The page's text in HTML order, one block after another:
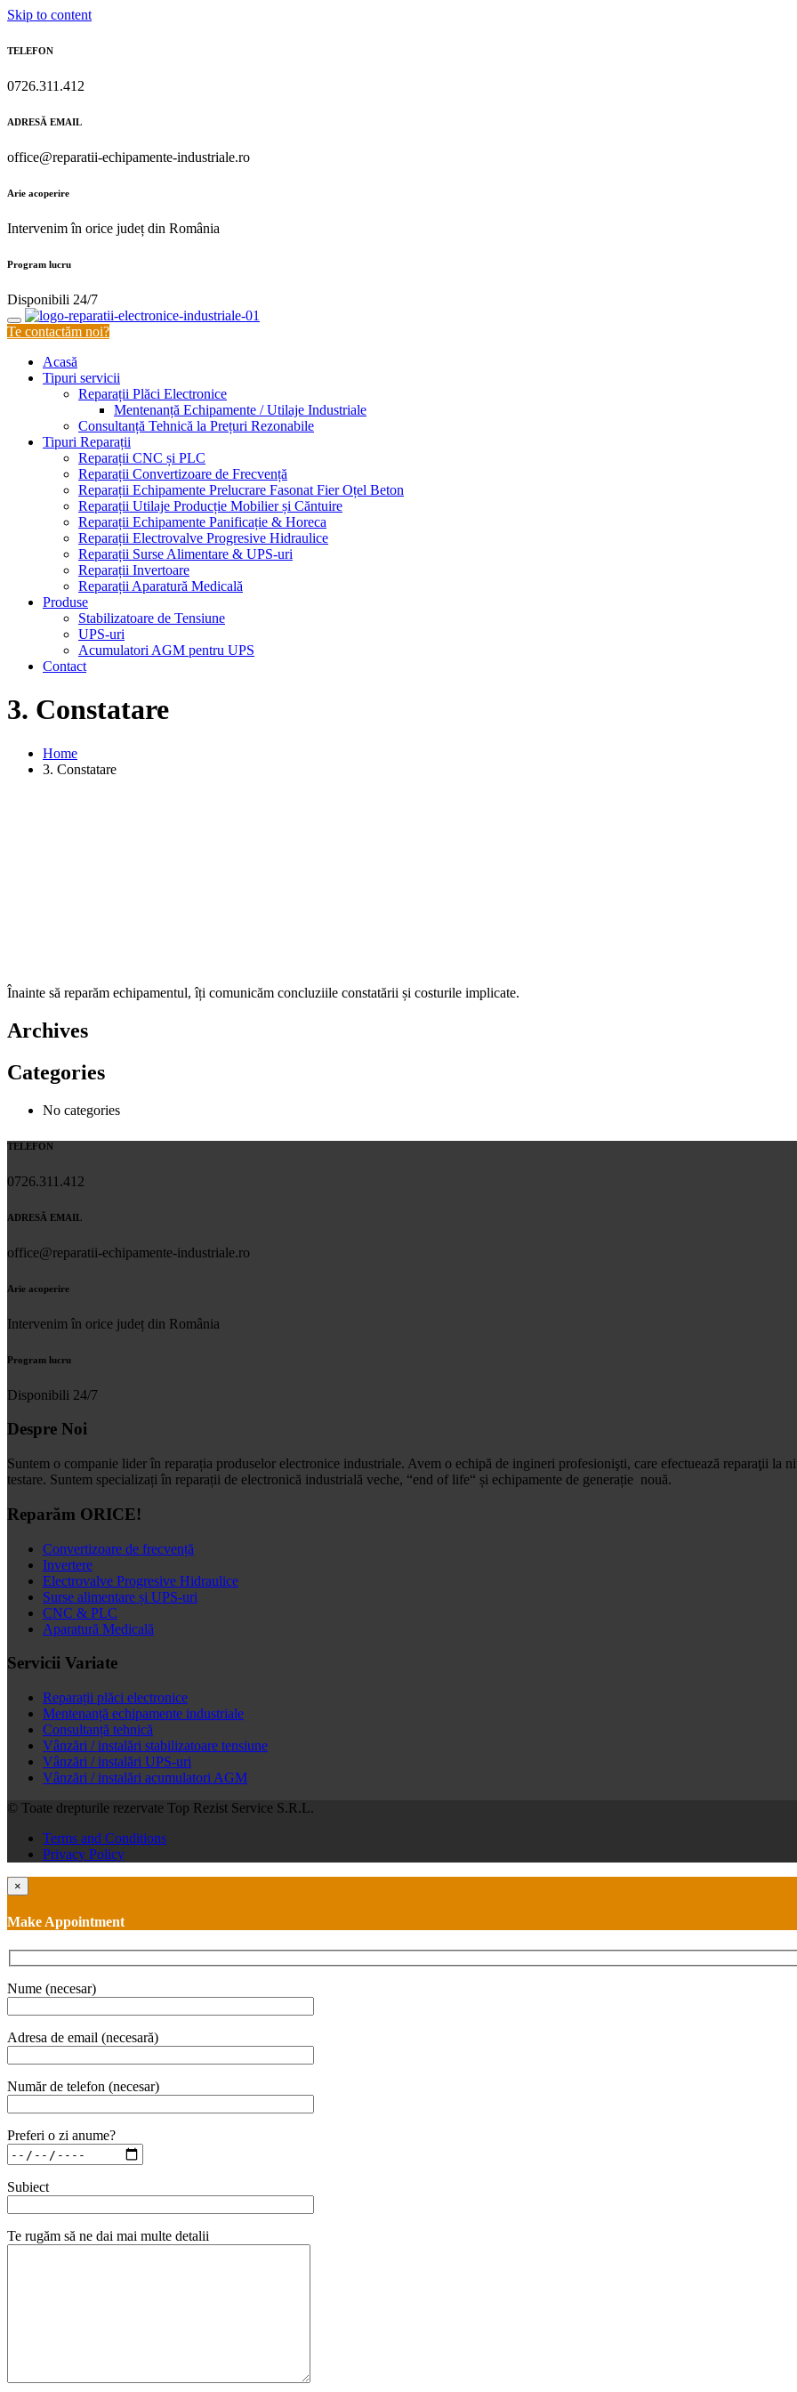
Skip to content
TELEFON
0726.311.412
ADRESĂ EMAIL
office@reparatii-echipamente-industriale.ro
Arie acoperire
Intervenim în orice județ din România
Program lucru
Disponibili 24/7
Te contactăm noi?
Acasă
Tipuri servicii
Reparații Plăci Electronice
Mentenanță Echipamente / Utilaje Industriale
Consultanță Tehnică la Prețuri Rezonabile
Tipuri Reparații
Reparații CNC și PLC
Reparații Convertizoare de Frecvență
Reparații Echipamente Prelucrare Fasonat Fier Oțel Beton
Reparații Utilaje Producție Mobilier și Căntuire
Reparații Echipamente Panificație & Horeca
Reparații Electrovalve Progresive Hidraulice
Reparații Surse Alimentare & UPS-uri
Reparații Invertoare
Reparații Aparatură Medicală
Produse
Stabilizatoare de Tensiune
UPS-uri
Acumulatori AGM pentru UPS
Contact
3. Constatare
Home
3. Constatare
Înainte să reparăm echipamentul, îți comunicăm concluziile constatării și costurile implicate.
Archives
Categories
No categories
TELEFON
0726.311.412
ADRESĂ EMAIL
office@reparatii-echipamente-industriale.ro
Arie acoperire
Intervenim în orice județ din România
Program lucru
Disponibili 24/7
Despre Noi
Suntem o companie lider în reparația produselor electronice industriale. Avem o echipă de ingineri profesionişti, care efectuează reparaţii la
testare. Suntem specializați în reparații de electronică industrială veche, “end of life“ și echipamente de generație nouă.
Reparăm ORICE!
Convertizoare de frecvență
Invertere
Electrovalve Progresive Hidraulice
Surse alimentare și UPS-uri
CNC & PLC
Aparatură Medicală
Servicii Variate
Reparații plăci electronice
Mentenanță echipamente industriale
Consultanță tehnică
Vânzări / instalări stabilizatoare tensiune
Vânzări / instalări UPS-uri
Vânzări / instalări acumulatori AGM
© Toate drepturile rezervate Top Rezist Service S.R.L.
Terms and Conditions
Privacy Policy
×
Make Appointment
Nume (necesar)
Adresa de email (necesară)
Număr de telefon (necesar)
Preferi o zi anume?
Subiect
Te rugăm să ne dai mai multe detalii